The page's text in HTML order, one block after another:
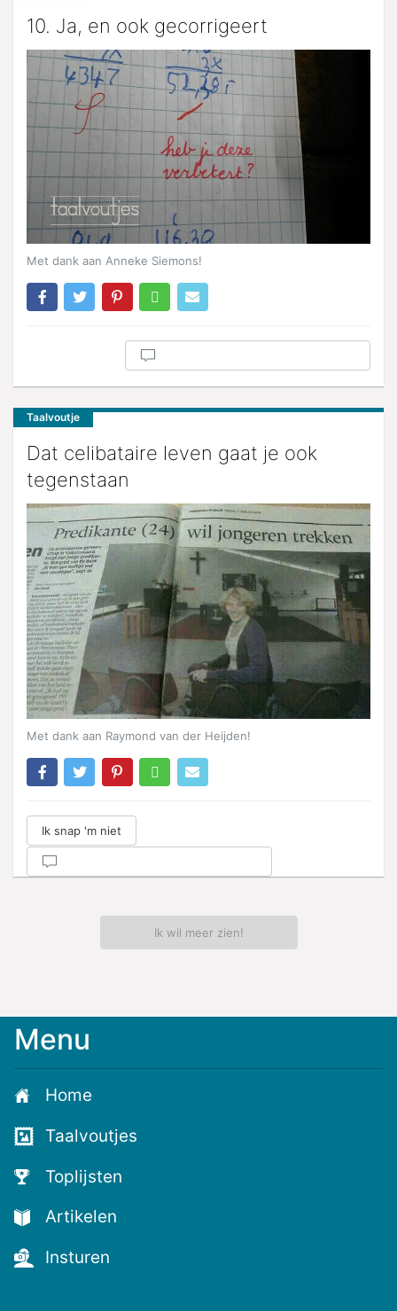
10. Ja, en ook gecorrigeert
Met dank aan Anneke Siemons!
Taalvoutje
Dat celibataire leven gaat je ook
tegenstaan
Met dank aan Raymond van der Heijden!
Ik snap 'm niet
Ik wil meer zien!
Meld
voor
de
nieuwste
voutjes
en
de
voutste
nieuwtjes!
Menu
Home
Taalvoutjes
Toplijsten
Artikelen
Insturen